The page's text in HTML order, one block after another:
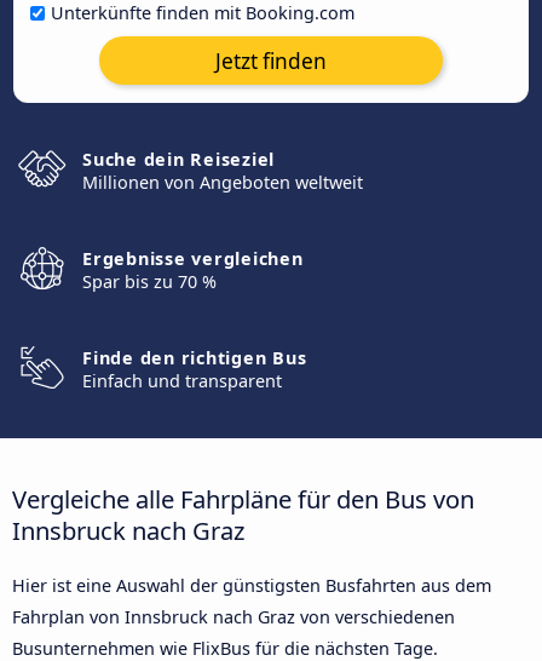
Unterkünfte finden mit Booking.com
Jetzt finden
Suche dein Reiseziel
Millionen von Angeboten weltweit
Ergebnisse vergleichen
Spar bis zu 70 %
Finde den richtigen Bus
Einfach und transparent
Vergleiche alle Fahrpläne für den Bus von
Innsbruck nach Graz
Hier ist eine Auswahl der günstigsten Busfahrten aus dem
Fahrplan von Innsbruck nach Graz von verschiedenen
Busunternehmen wie FlixBus für die nächsten Tage.